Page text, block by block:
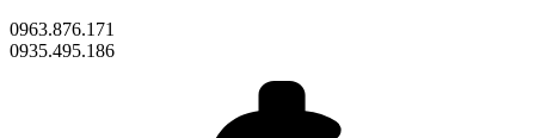
0963.876.171
0935.495.186